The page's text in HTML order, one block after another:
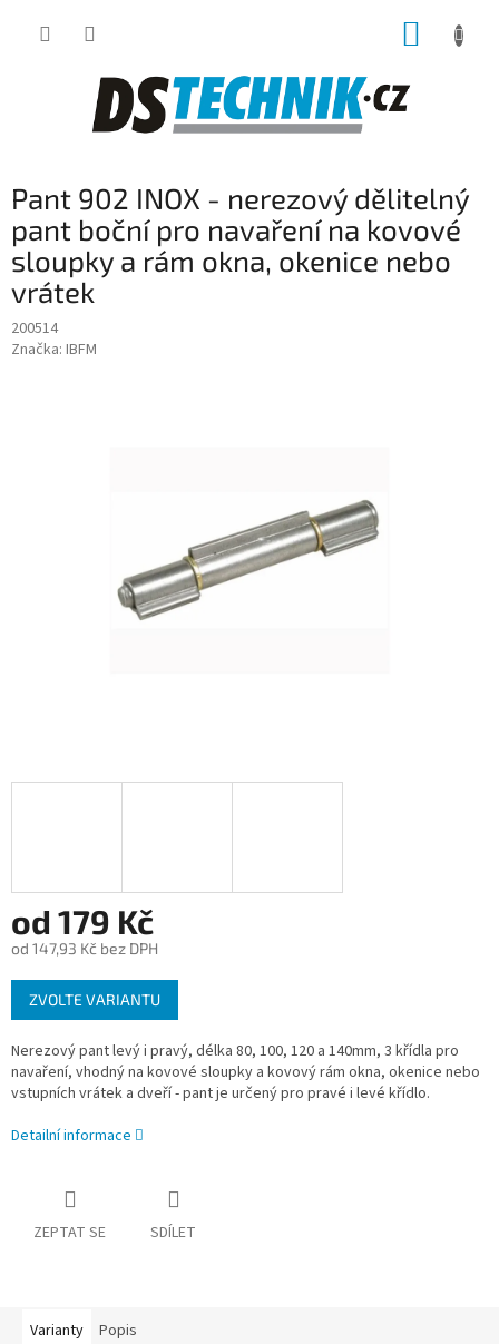
Pant 902 INOX - nerezový dělitelný
pant boční pro navaření na kovové
sloupky a rám okna, okenice nebo
vrátek
200514
Značka: IBFM
od 179 Kč
od 147,93 Kč bez DPH
Měrná
cena:
ZVOLTE VARIANTU
Nerezový pant levý i pravý, délka 80, 100, 120 a 140mm, 3 křídla pro
navaření, vhodný na kovové sloupky a kovový rám okna, okenice nebo
vstupních vrátek a dveří - pant je určený pro pravé i levé křídlo.
Detailní informace
ZEPTAT SE SDÍLET
Varianty Popis